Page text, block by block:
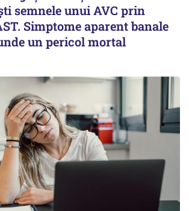
semnele unui AVC prin
Simptome aparent banale
un pericol mortal